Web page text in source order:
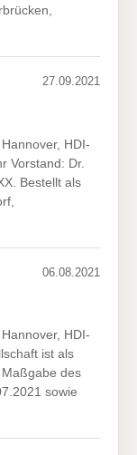
27.09.2021
HDI-
Vorstand: Dr.
Bestellt als
06.08.2021
HDI-
ist als
des
sowie